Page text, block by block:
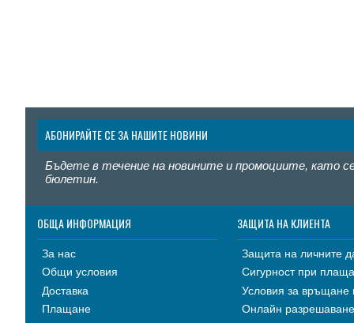
АБОНИРАЙТЕ СЕ ЗА НАШИТЕ НОВИНИ
Бъдете в течение на новините и промоциите, като
бюлетин.
ОБЩА ИНФОРМАЦИЯ
За нас
Общи условия
Доставка
Плащане
ЗАЩИТА НА КЛИЕНТА
Защита на личните
Сигурност при
Условия за връщане
Онлайн